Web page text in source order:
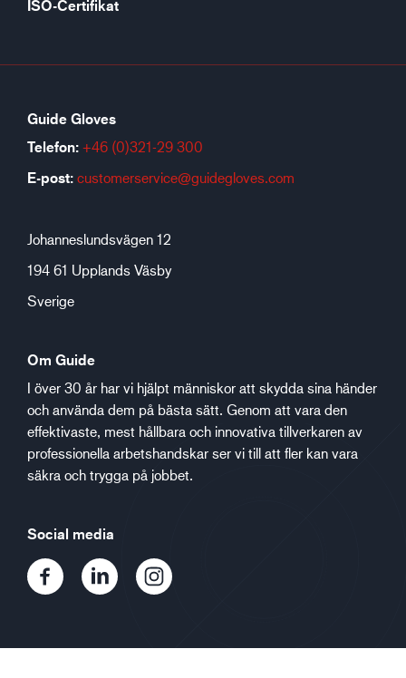
ISO-Certifikat
Guide Gloves
Telefon: +46 (0)321-29 300
E-post: customerservice@guidegloves.com
Johanneslundsvägen 12
194 61 Upplands Väsby
Sverige
Om Guide
I över 30 år har vi hjälpt människor att skydda sina händer
och använda dem på bästa sätt. Genom att vara den
effektivaste, mest hållbara och innovativa tillverkaren av
professionella arbetshandskar ser vi till att fler kan vara
säkra och trygga på jobbet.
Social media